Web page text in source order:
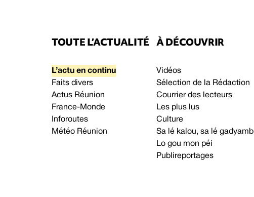
TOUTE L’ACTUALITÉ
L’actu en continu
Faits divers
Actus Réunion
France-Monde
Inforoutes
Météo Réunion
À DÉCOUVRIR
Vidéos
Sélection de la Rédaction
Courrier des lecteurs
Les plus lus
Culture
Sa lé kalou, sa lé gadyamb
Lo gou mon péi
Publireportages